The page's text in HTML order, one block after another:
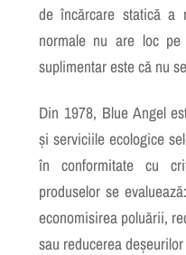
de încărcare statică a
normale nu are loc pe
suplimentar este că nu
Din 1978, Blue Angel
și serviciile ecologice
în conformitate cu
produselor se e
economisirea poluării,
sau reducerea